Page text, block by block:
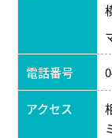
電話番号
アクセス